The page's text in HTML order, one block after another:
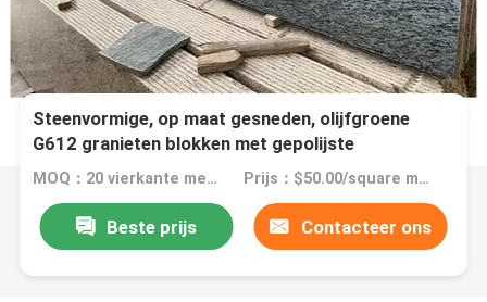
Steenvormige, op maat gesneden, olijfgroene
G612 granieten blokken met gepolijste
oppervlakteafwerkingMOQ：20 vierkante meter Prijs：$50.00/square meters 20-199 square meters
Beste prijs Contacteer ons